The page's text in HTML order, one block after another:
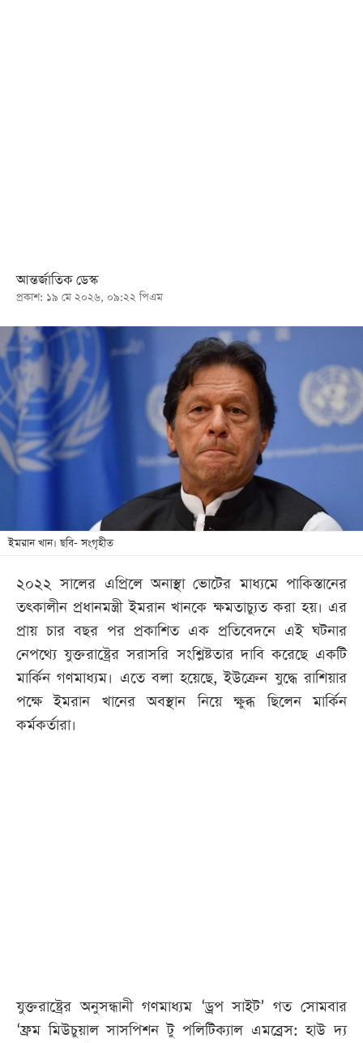
ভিডিও
আর্কাইভ
আজকের
পত্রিকা
ই-
আন্তর্জাতিক ডেস্ক
প্রকাশ: ১৯ মে ২০২৬, ০৯:২২ পিএম
ইমরান খান। ছবি- সংগৃহীত
২০২২ সালের এপ্রিলে অনাস্থা ভোটের মাধ্যমে পাকিস্তানের
তৎকালীন প্রধানমন্ত্রী ইমরান খানকে ক্ষমতাচ্যুত করা হয়। এর
প্রায় চার বছর পর প্রকাশিত এক প্রতিবেদনে এই ঘটনার
নেপথ্যে যুক্তরাষ্ট্রের সরাসরি সংশ্লিষ্টতার দাবি করেছে একটি
মার্কিন গণমাধ্যম। এতে বলা হয়েছে, ইউক্রেন যুদ্ধে রাশিয়ার
পক্ষে ইমরান খানের অবস্থান নিয়ে ক্ষুব্ধ ছিলেন মার্কিন
কর্মকর্তারা।
যুক্তরাষ্ট্রের অনুসন্ধানী গণমাধ্যম ‘ড্রপ সাইট’ গত সোমবার
‘ফ্রম মিউচুয়াল সাসপিশন টু পলিটিক্যাল এমব্রেস: হাউ দ্য